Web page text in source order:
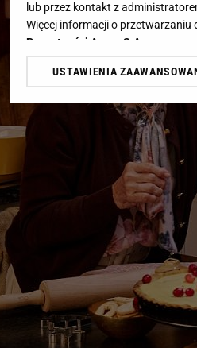
lub przez kontakt z
Więcej informacji o
Prywatności Agora S.A.
Klikając „Akceptuję” wyrażasz
dotyczące plików cookie,
odnośnik „Ustawienia
plików cookie możliwa jest także
My, nasi Zaufani Partnerzy i
Użycie dokładnych danych
Przechowywanie informacji na
badnie odbiorców i ulepszanie
USTAWIENIA